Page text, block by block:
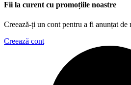
Fii la curent cu promoțiile noastre
Creează-ți un cont pentru a fi anunțat
Creează cont